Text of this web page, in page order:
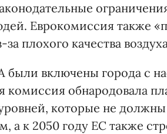
Еврокомиссия также
плохого качества
были включены города с
комиссия обнародовала
которые не
а к 2050 году ЕС также